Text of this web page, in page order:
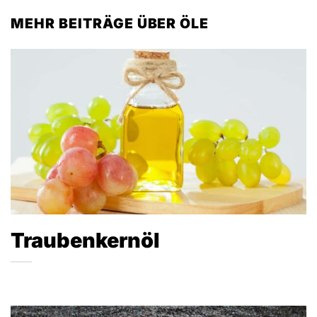
MEHR BEITRÄGE ÜBER ÖLE
Traubenkernöl